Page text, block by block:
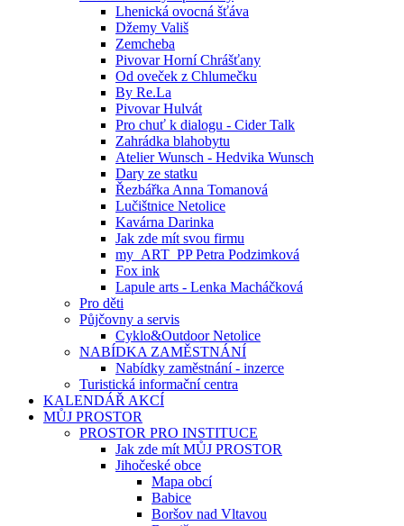
Lhenická ovocná šťáva
Džemy Vališ
Zemcheba
Pivovar Horní Chrášťany
Od oveček z Chlumečku
By Re.La
Pivovar Hulvát
Pro chuť k dialogu - Cider Talk
Zahrádka blahobytu
Atelier Wunsch - Hedvika Wunsch
Dary ze statku
Řezbářka Anna Tomanová
Lučištnice Netolice
Kavárna Darinka
Jak zde mít svou firmu
my_ART_PP Petra Podzimková
Fox ink
Lapule arts - Lenka Macháčková
Pro děti
Půjčovny a servis
Cyklo&Outdoor Netolice
NABÍDKA ZAMĚSTNÁNÍ
Nabídky zaměstnání - inzerce
Turistická informační centra
KALENDÁŘ AKCÍ
MŮJ PROSTOR
PROSTOR PRO INSTITUCE
Jak zde mít MŮJ PROSTOR
Jihočeské obce
Mapa obcí
Babice
Boršov nad Vltavou